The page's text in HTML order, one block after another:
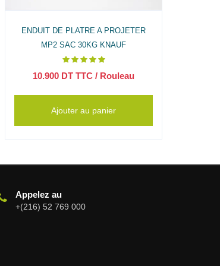
ENDUIT DE PLATRE A PROJETER
MP2 SAC 30KG KNAUF
10.900 DT TTC / Rouleau
Ajouter au panier
Appelez au
+(216) 52 769 000